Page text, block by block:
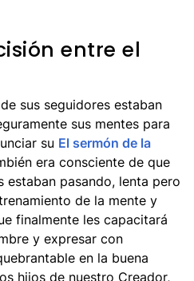
entre el
sus seguidores estaban
sus mentes para
su El sermón de la
era consciente de que
estaban pasando, lenta pero
de la mente y
finalmente les capacitará
y expresar con
en la buena
hijos de nuestro Creador,